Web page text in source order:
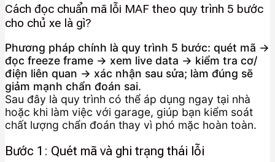
Cách đọc chuẩn mã lỗi MAF theo quy trình 5 bước
cho chủ xe là gì?
Phương pháp chính là quy trình 5 bước: quét mã →
đọc freeze frame → xem live data → kiểm tra cơ/
điện liên quan → xác nhận sau sửa; làm đúng sẽ
giảm mạnh chẩn đoán sai.
Sau đây là quy trình có thể áp dụng ngay tại nhà
hoặc khi làm việc với garage, giúp bạn kiểm soát
chất lượng chẩn đoán thay vì phó mặc hoàn toàn.
Bước 1: Quét mã và ghi trạng thái lỗi